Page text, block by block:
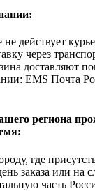
действует
через
доставляют
EMS Почта
региона
где
заказа или на
часть